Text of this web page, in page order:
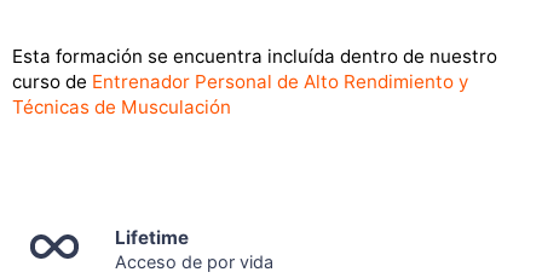
Esta formación se encuentra incluída dentro de nuestro
curso de Entrenador Personal de Alto Rendimiento y
Técnicas de Musculación
Lifetime
Acceso de por vida